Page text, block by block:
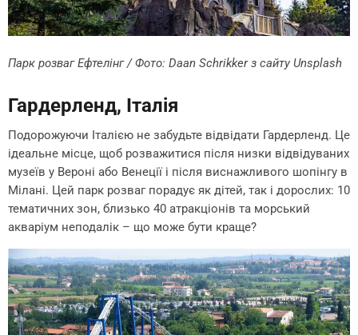
Парк розваг Ефтелінг / Фото: Daan Schrikkerз сайту Unsplash
Гардерленд, Італія
Подорожуючи Італією не забудьте відвідати Гардерленд. Це
ідеальне місце, щоб розважитися після низки відвідуваних
музеїв у Вероні або Венеції і після виснажливого шопінгу в
Мілані. Цей парк розваг порадує як дітей, так і дорослих: 10
тематичних зон, близько 40 атракціонів та морський
акваріум неподалік – що може бути краще?